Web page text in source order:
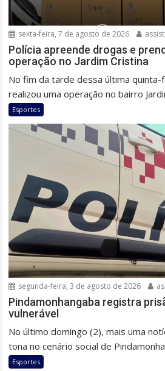
sexta-feira, 7 de agosto de 2026
Polícia apreende drogas e
operação no Jardim Cristina
No fim da tarde dessa última quinta-
realizou uma operação no bairro
Esportes
segunda-feira, 3 de agosto de 2026
Pindamonhangaba registra
vulnerável
No último domingo (2), mais uma
tona no cenário social de
Esportes